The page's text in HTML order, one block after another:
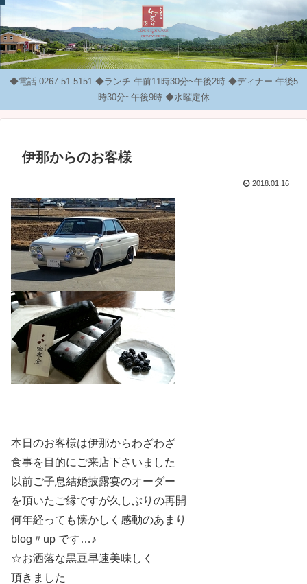
◆電話:0267-51-5151 ◆ランチ:午前11時30分~午後2時 ◆ディナー:午後5
時30分~午後9時 ◆水曜定休
伊那からのお客様
2018.01.16
本日のお客様は伊那からわざわざ
食事を目的にご来店下さいました
以前ご子息結婚披露宴のオーダー
を頂いたご縁ですが久しぶりの再開
何年経っても懐かしく感動のあまり
blog〃up です…♪
☆お洒落な黒豆早速美味しく
頂きました